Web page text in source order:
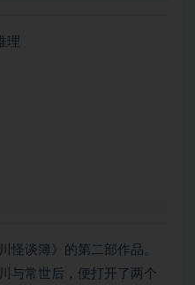
理
怪谈簿》的第二部作品。
与常世后，便打开了两个